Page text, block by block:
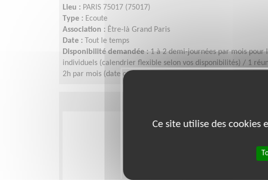
Lieu : PARIS 75017 (75017)
Type : Ecoute
Association : Être-là Grand Paris
Date :
Tout le temps
Disponibilité demandée :1 à 2 demi-journées par mois pour
individuels (calendrier flexible selon vos disponibilités) / 1
2h par mois (date convenue avec l’équipe)
Ce site utilise des cookies